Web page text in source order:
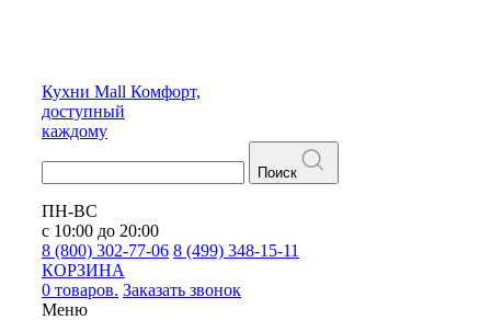
Кухни Mall Комфорт,
доступный
каждому
Поиск
ПН-ВС
с 10:00 до 20:00
8 (800) 302-77-06 8 (499) 348-15-11
КОРЗИНА
0 товаров. Заказать звонок
Меню